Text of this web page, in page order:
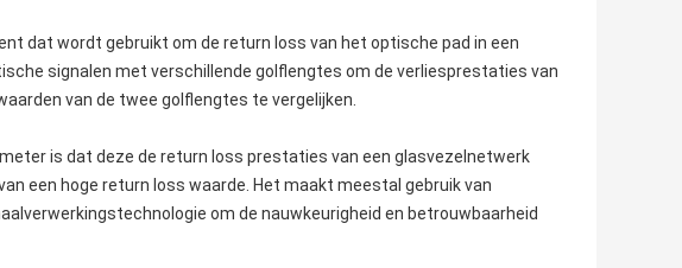
dat wordt gebruikt om de return loss van het optische pad in een
signalen met verschillende golflengtes om de verliesprestaties van
van de twee golflengtes te vergelijken.
is dat deze de return loss prestaties van een glasvezelnetwerk
een hoge return loss waarde. Het maakt meestal gebruik van
om de nauwkeurigheid en betrouwbaarheid